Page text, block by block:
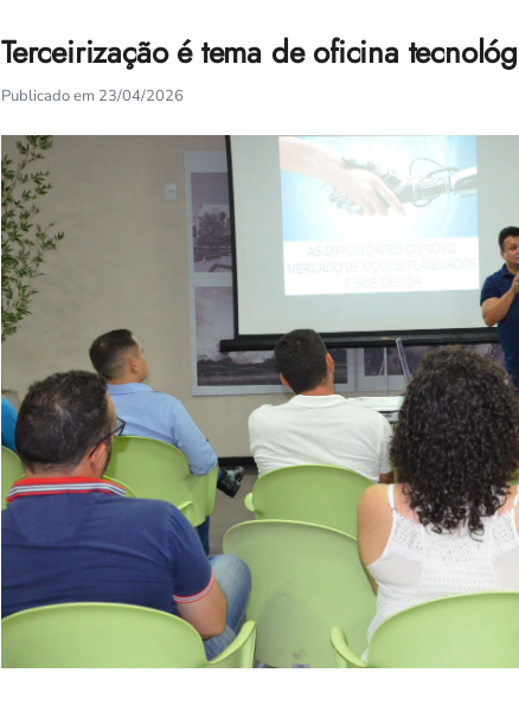
Terceirização é tema de oficina
Publicado em 23/04/2026